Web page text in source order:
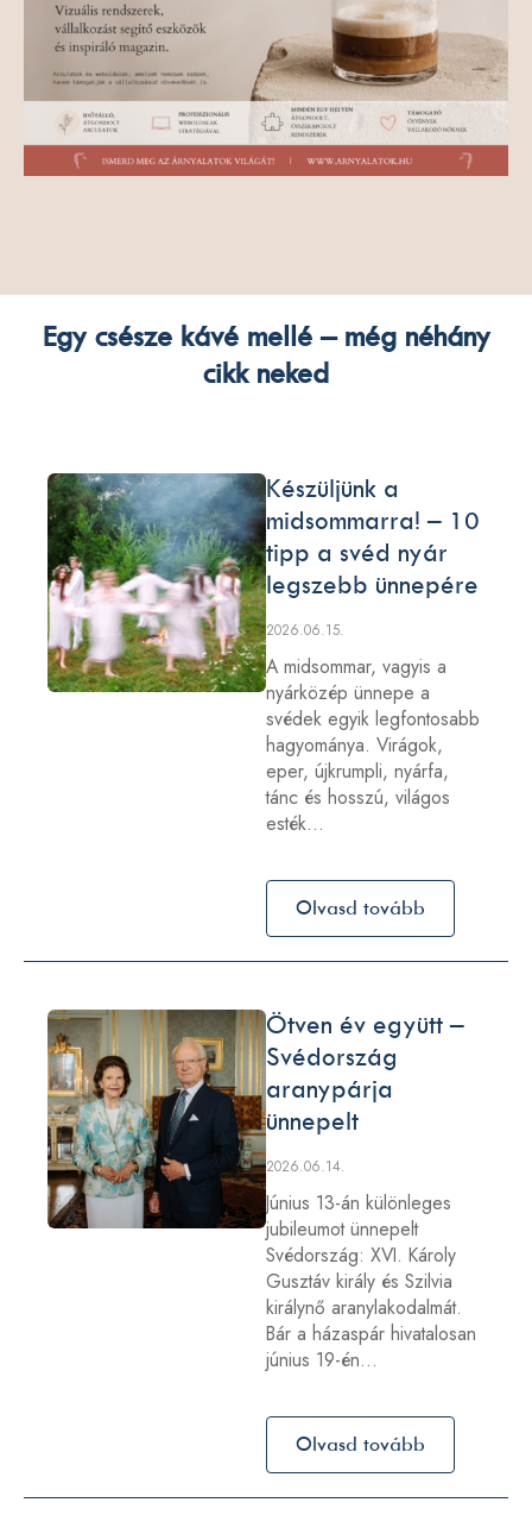
Egy csésze kávé mellé – még néhány
cikk neked
Készüljünk a
midsommarra! – 10
tipp a svéd nyár
legszebb ünnepére
2026.06.15.
A midsommar, vagyis a
nyárközép ünnepe a
svédek egyik legfontosabb
hagyománya. Virágok,
eper, újkrumpli, nyárfa,
tánc és hosszú, világos
esték…
Olvasd tovább
Ötven év együtt –
Svédország
aranypárja
ünnepelt
2026.06.14.
Június 13-án különleges
jubileumot ünnepelt
Svédország: XVI. Károly
Gusztáv király és Szilvia
királynő aranylakodalmát.
Bár a házaspár hivatalosan
június 19-én…
Olvasd tovább